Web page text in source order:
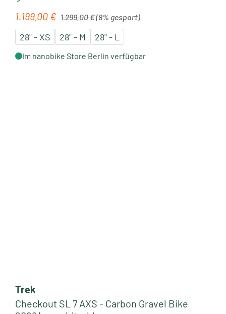
Verkaufspreis:
1.199,00 € Regulärer Preis:
1.299,00 €(8% gespart)
28" - XS 28" - M 28" - L
Im nanobike Store Berlin verfügbar
Trek
Checkout SL 7 AXS - Carbon Gravel Bike